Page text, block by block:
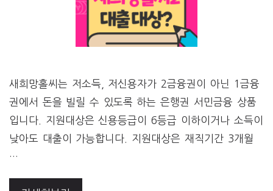
새희망홀씨는 저소득, 저신용자가 2금융권이 아닌 1금융
권에서 돈을 빌릴 수 있도록 하는 은행권 서민금융 상품
입니다. 지원대상은 신용등급이 6등급 이하이거나 소득이
낮아도 대출이 가능합니다. 지원대상은 재직기간 3개월
…